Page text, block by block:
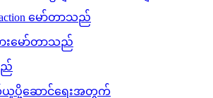
မော်တာသည်
ားမော်တာသည်
ည်
ပို့ဆောင်ရေးအတွက်